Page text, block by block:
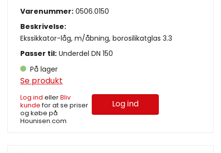
Varenummer: 0506.0150
Beskrivelse:
Ekssikkator-låg, m/åbning, borosilikatglas 3.3
Passer til: Underdel DN 150
På lager
Se produkt
Log ind ellerBliv
kundefor at se priser
og købe på
Hounisen.com
Log ind